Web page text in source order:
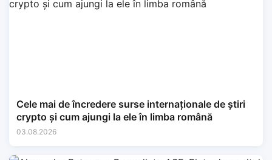
Cele mai de încredere surse internaționale de știri
crypto și cum ajungi la ele în limba română
03.08.2026